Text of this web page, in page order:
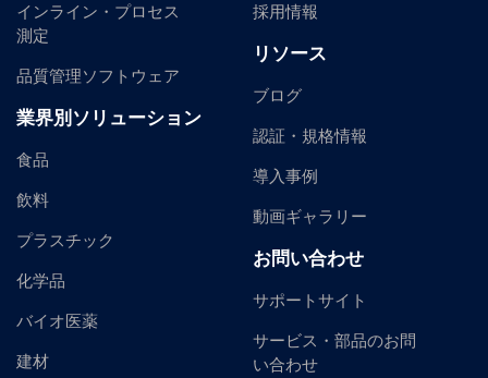
インライン・プロセス
測定
品質管理ソフトウェア
業界別ソリューション
食品
飲料
プラスチック
化学品
バイオ医薬
建材
採用情報
リソース
ブログ
認証・規格情報
導入事例
動画ギャラリー
お問い合わせ
サポートサイト
サービス・部品のお問
い合わせ